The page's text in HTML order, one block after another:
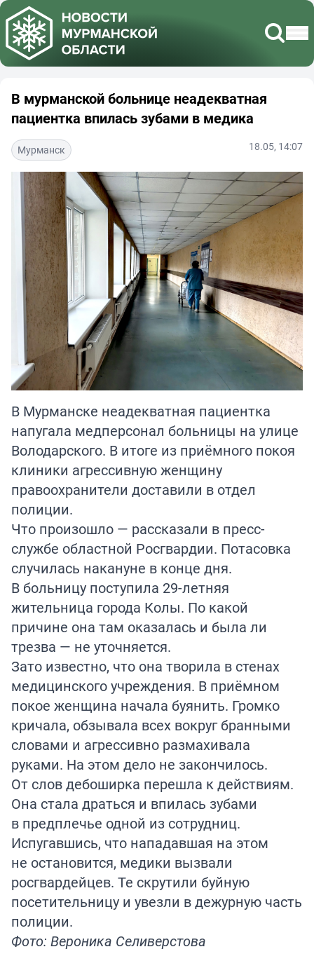
В мурманской больнице неадекватная
пациентка впилась зубами в медика
Мурманск 18.05, 14:07
В Мурманске неадекватная пациентка
напугала медперсонал больницы на улице
Володарского. В итоге из приёмного покоя
клиники агрессивную женщину
правоохранители доставили в отдел
полиции.
Что произошло — рассказали в пресс-
службе областной Росгвардии. Потасовка
случилась накануне в конце дня.
В больницу поступила 29-летняя
жительница города Колы. По какой
причине она там оказалась и была ли
трезва — не уточняется.
Зато известно, что она творила в стенах
медицинского учреждения. В приёмном
покое женщина начала буянить. Громко
кричала, обзывала всех вокруг бранными
словами и агрессивно размахивала
руками. На этом дело не закончилось.
От слов дебоширка перешла к действиям.
Она стала драться и впилась зубами
в предплечье одной из сотрудниц.
Испугавшись, что нападавшая на этом
не остановится, медики вызвали
росгвардейцев. Те скрутили буйную
посетительницу и увезли в дежурную часть
полиции.
Фото: Вероника Селиверстова